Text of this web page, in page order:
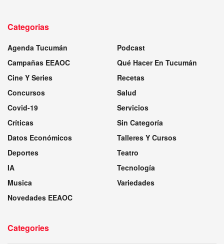
Categorias
Agenda Tucumán
Campañas EEAOC
Cine Y Series
Concursos
Covid-19
Críticas
Datos Económicos
Deportes
IA
Musica
Novedades EEAOC
Podcast
Qué Hacer En Tucumán
Recetas
Salud
Servicios
Sin Categoría
Talleres Y Cursos
Teatro
Tecnología
Variedades
Categories